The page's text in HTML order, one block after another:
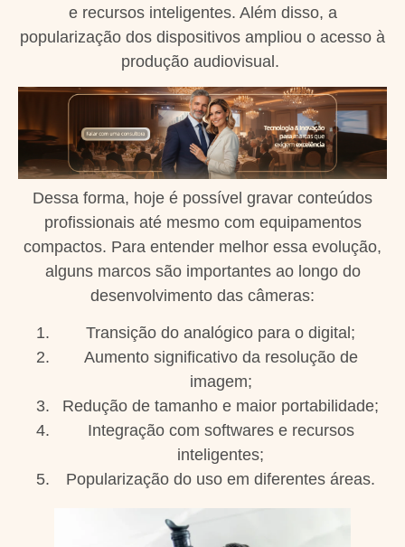
e recursos inteligentes. Além disso, a
popularização dos dispositivos ampliou o acesso à
produção audiovisual.
Dessa forma, hoje é possível gravar conteúdos
profissionais até mesmo com equipamentos
compactos. Para entender melhor essa evolução,
alguns marcos são importantes ao longo do
desenvolvimento das câmeras:
Transição do analógico para o digital;
Aumento significativo da resolução de
imagem;
Redução de tamanho e maior portabilidade;
Integração com softwares e recursos
inteligentes;
Popularização do uso em diferentes áreas.